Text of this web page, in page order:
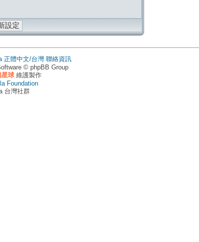
正體中文/台灣 聯絡資訊
© phpBB Group
星球維護製作
Foundation
台灣社群